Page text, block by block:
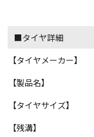
■タイヤ詳細
【タイヤメーカー】
【製品名】
【タイヤサイズ】
【残溝】